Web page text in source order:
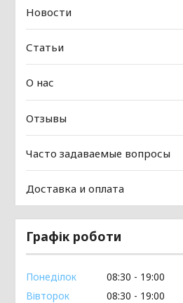
Новости
Статьи
О нас
Отзывы
Часто задаваемые вопросы
Доставка и оплата
Графік роботи
Понеділок 08:30
19:00
Вівторок
08:30
19:00